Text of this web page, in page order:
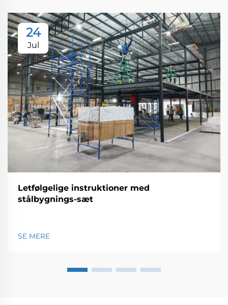
24
Jul
Letfølgelige instruktioner med
stålbygnings-sæt
SE MERE